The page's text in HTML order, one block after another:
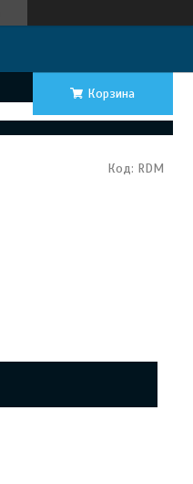
Корзина
Код: RDM